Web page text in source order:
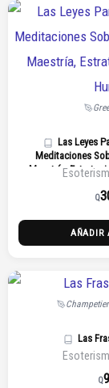
Las Leyes
Meditaciones
Maestría,
Q
AÑADIR
Las
Q